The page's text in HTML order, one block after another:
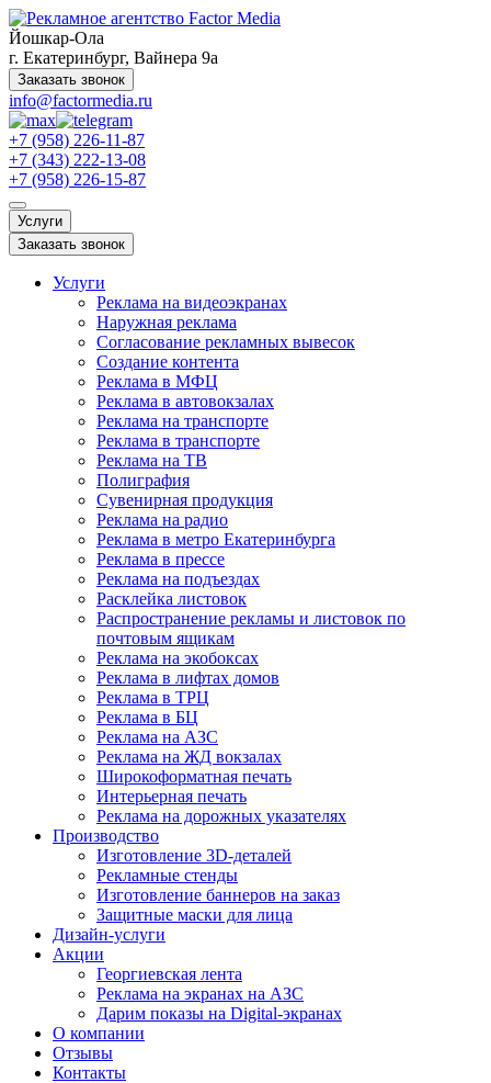
Йошкар-Ола
г. Екатеринбург, Вайнера 9а
Заказать звонок
info@factormedia.ru
+7 (958) 226-11-87
+7 (343) 222-13-08
+7 (958) 226-15-87
Услуги
Заказать звонок
Услуги
Реклама на видеоэкранах
Наружная реклама
Согласование рекламных вывесок
Создание контента
Реклама в МФЦ
Реклама в автовокзалах
Реклама на транспорте
Реклама в транспорте
Реклама на ТВ
Полиграфия
Сувенирная продукция
Реклама на радио
Реклама в метро Екатеринбурга
Реклама в прессе
Реклама на подъездах
Расклейка листовок
Распространение рекламы и листовок по
почтовым ящикам
Реклама на экобоксах
Реклама в лифтах домов
Реклама в ТРЦ
Реклама в БЦ
Реклама на АЗС
Реклама на ЖД вокзалах
Широкоформатная печать
Интерьерная печать
Реклама на дорожных указателях
Производство
Изготовление 3D-деталей
Рекламные стенды
Изготовление баннеров на заказ
Защитные маски для лица
Дизайн-услуги
Акции
Георгиевская лента
Реклама на экранах на АЗС
Дарим показы на Digital-экранах
О компании
Отзывы
Контакты